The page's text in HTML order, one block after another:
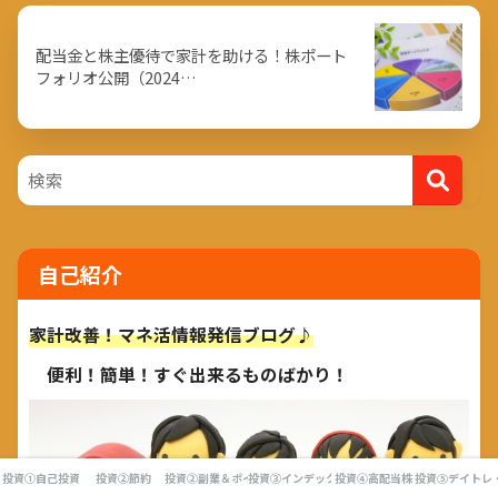
配当金と株主優待で家計を助ける！株ポート
フォリオ公開（2024…
自己紹介
家計改善！マネ活情報発信ブログ♪
便利！簡単！すぐ出来るものばかり！
投資①自己投資 投資②節約 投資②副業＆ポイ活投資③インデックス投資投資④高配当株投資⑤デイトレ